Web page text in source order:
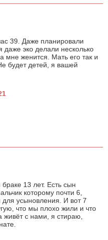
39. Даже планировали
даже эко делали несколько
мне женится. Мать его так и
будет детей, я вашей
13 лет. Есть сын
которому почти 6,
для усыновления. И вот 7
что мы плохо жили и что
с нами, я стираю,